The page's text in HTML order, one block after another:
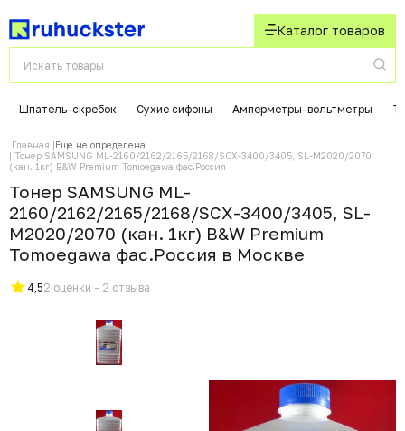
Каталог товаров
Шпатель-скребок Сухие сифоны Амперметры-вольтметры
Главная
Еще не определена
Тонер SAMSUNG ML-2160/2162/2165/2168/SCX-3400/3405, SL-M2020/2070
(кан. 1кг) B&W Premium Tomoegawa фас.Россия
Тонер SAMSUNG ML-
2160/2162/2165/2168/SCX-3400/3405, SL-
M2020/2070 (кан. 1кг) B&W Premium
Tomoegawa фас.Россия в Москвe
4,52 оценки - 2 отзыва